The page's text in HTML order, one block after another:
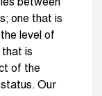
between
one that is
level of
is
of the
Our